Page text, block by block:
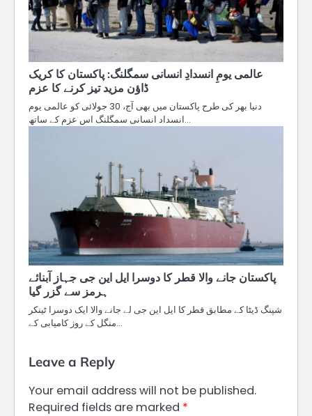
عالمی یومِ انسدادِ انسانی سمگلنگ: پاکستان کا کریک
ڈاؤن مزید تیز کرنے کا عزم
دنیا بھر کی طرح پاکستان میں بھی آج، 30 جولائی کو عالمی یوم
انسداد انسانی سمگلنگ اس عزم کے ساتھ…
پاکستان جانے والا قطر کا دوسرا ایل این جی جہاز آبنائے
ہرمز سے گزر گیا
شپنگ ڈیٹا کے مطابق قطر کا ایل این جی لے جانے والا ایک دوسرا ٹینکر
منگل کے روز کامیابی کے…
Leave a Reply
Your email address will not be published.
Required fields are marked *